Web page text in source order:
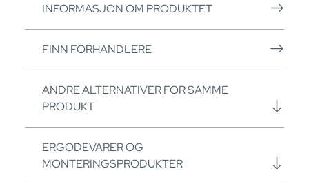
INFORMASJON OM PRODUKTET
FINN FORHANDLERE
ANDRE ALTERNATIVER FOR SAMME
PRODUKT
ERGODEVARER OG
MONTERINGSPRODUKTER